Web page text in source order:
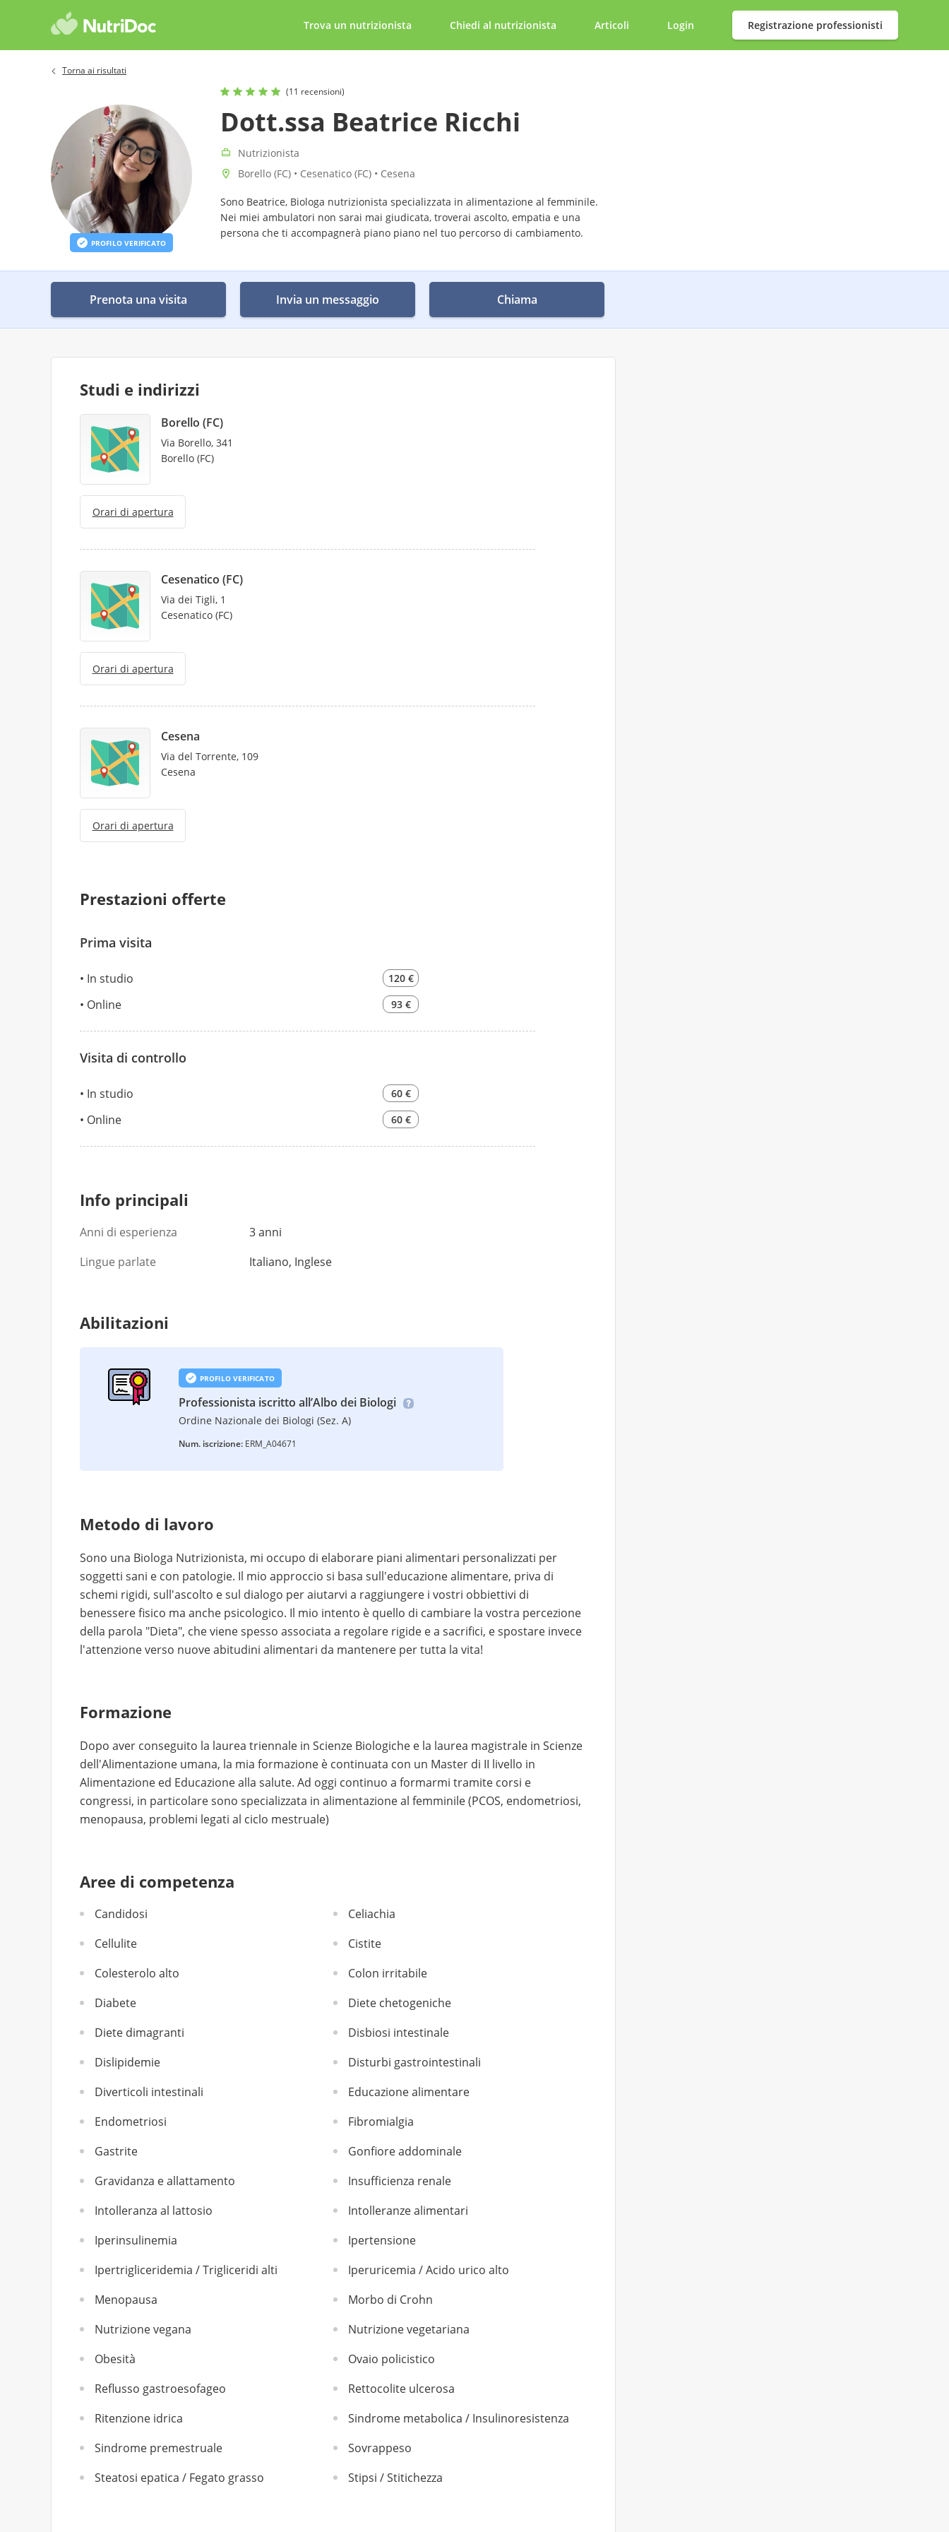
Trova un nutrizionista Chiedi al nutrizionista Articoli Login Registrazione professionisti
Torna ai risultati
PROFILO VERIFICATO
(11 recensioni)
Dott.ssa Beatrice Ricchi
Nutrizionista
Borello (FC) • Cesenatico (FC) • Cesena
Sono Beatrice, Biologa nutrizionista specializzata in alimentazione al femminile.
Nei miei ambulatori non sarai mai giudicata, troverai ascolto, empatia e una
persona che ti accompagnerà piano piano nel tuo percorso di cambiamento.
Prenota una visita Invia un messaggio Chiama
Studi e indirizzi
Borello (FC)
Via Borello, 341
Borello (FC)
Orari di apertura
Cesenatico (FC)
Via dei Tigli, 1
Cesenatico (FC)
Orari di apertura
Cesena
Via del Torrente, 109
Cesena
Orari di apertura
Prestazioni offerte
Prima visita
In studio 120 €
Online 93 €
Visita di controllo
In studio 60 €
Online 60 €
Info principali
Anni di esperienza
3 anni
Lingue parlate
Italiano, Inglese
Abilitazioni
PROFILO VERIFICATO
Professionista iscritto all’Albo dei Biologi
Ordine Nazionale dei Biologi (Sez. A)
Num. iscrizione: ERM_A04671
Metodo di lavoro
Sono una Biologa Nutrizionista, mi occupo di elaborare piani alimentari personalizzati per
soggetti sani e con patologie. Il mio approccio si basa sull'educazione alimentare, priva di
schemi rigidi, sull'ascolto e sul dialogo per aiutarvi a raggiungere i vostri obbiettivi di
benessere fisico ma anche psicologico. Il mio intento è quello di cambiare la vostra percezione
della parola "Dieta", che viene spesso associata a regolare rigide e a sacrifici, e spostare invece
l'attenzione verso nuove abitudini alimentari da mantenere per tutta la vita!
Formazione
Dopo aver conseguito la laurea triennale in Scienze Biologiche e la laurea magistrale in Scienze
dell'Alimentazione umana, la mia formazione è continuata con un Master di II livello in
Alimentazione ed Educazione alla salute. Ad oggi continuo a formarmi tramite corsi e
congressi, in particolare sono specializzata in alimentazione al femminile (PCOS, endometriosi,
menopausa, problemi legati al ciclo mestruale)
Aree di competenza
Candidosi
Celiachia
Cellulite
Cistite
Colesterolo alto
Colon irritabile
Diabete
Diete chetogeniche
Diete dimagranti
Disbiosi intestinale
Dislipidemie
Disturbi gastrointestinali
Diverticoli intestinali
Educazione alimentare
Endometriosi
Fibromialgia
Gastrite
Gonfiore addominale
Gravidanza e allattamento
Insufficienza renale
Intolleranza al lattosio
Intolleranze alimentari
Iperinsulinemia
Ipertensione
Ipertrigliceridemia / Trigliceridi alti
Iperuricemia / Acido urico alto
Menopausa
Morbo di Crohn
Nutrizione vegana
Nutrizione vegetariana
Obesità
Ovaio policistico
Reflusso gastroesofageo
Rettocolite ulcerosa
Ritenzione idrica
Sindrome metabolica / Insulinoresistenza
Sindrome premestruale
Sovrappeso
Steatosi epatica / Fegato grasso
Stipsi / Stitichezza